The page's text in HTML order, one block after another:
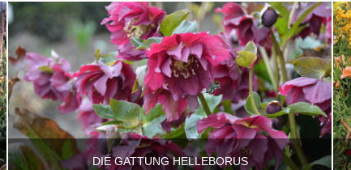
DIE GATTUNG HELLEBORUS